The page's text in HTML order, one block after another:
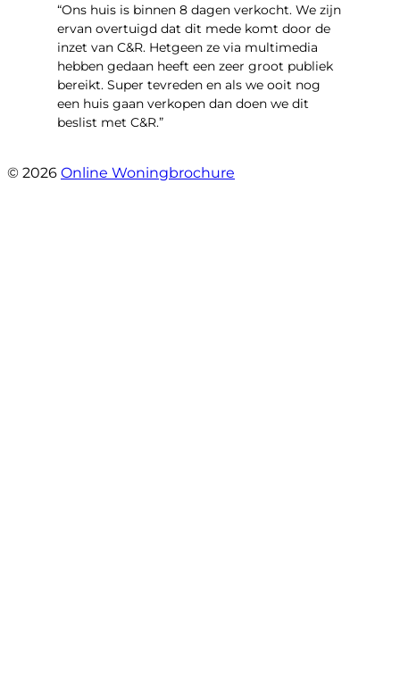
“Ons huis is binnen 8 dagen verkocht. We zijn
ervan overtuigd dat dit mede komt door de
inzet van C&R. Hetgeen ze via multimedia
hebben gedaan heeft een zeer groot publiek
bereikt. Super tevreden en als we ooit nog
een huis gaan verkopen dan doen we dit
beslist met C&R.”
© 2026 Online Woningbrochure